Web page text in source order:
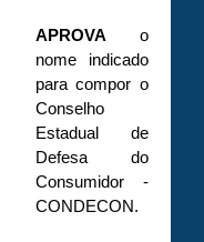
APROVAo
nome indicado
para compor o
Conselho
Estadual de
Defesa do
Consumidor -
CONDECON.